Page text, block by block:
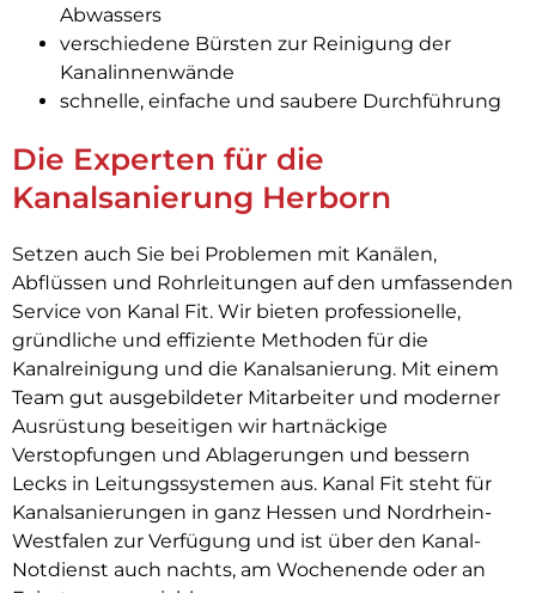
Abwassers
verschiedene Bürsten zur Reinigung der
Kanalinnenwände
schnelle, einfache und saubere Durchführung
Die Experten für die
Kanalsanierung Herborn
Setzen auch Sie bei Problemen mit Kanälen,
Abflüssen und Rohrleitungen auf den umfassenden
Service von Kanal Fit. Wir bieten professionelle,
gründliche und effiziente Methoden für die
Kanalreinigung und die Kanalsanierung. Mit einem
Team gut ausgebildeter Mitarbeiter und moderner
Ausrüstung beseitigen wir hartnäckige
Verstopfungen und Ablagerungen und bessern
Lecks in Leitungssystemen aus. Kanal Fit steht für
Kanalsanierungen in ganz Hessen und Nordrhein-
Westfalen zur Verfügung und ist über den Kanal-
Notdienst auch nachts, am Wochenende oder an